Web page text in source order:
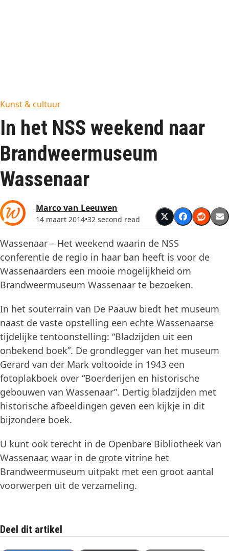
Kunst & cultuur
In het NSS weekend naar
Brandweermuseum
Wassenaar
Marco van Leeuwen
14 maart 2014•32 second read
Wassenaar – Het weekend waarin de NSS
conferentie de regio in haar ban heeft is voor de
Wassenaarders een mooie mogelijkheid om
Brandweermuseum Wassenaar te bezoeken.
In het souterrain van De Paauw biedt het museum
naast de vaste opstelling een echte Wassenaarse
tijdelijke tentoonstelling: “Bladzijden uit een
onbekend boek”. De grondlegger van het museum
Gerard van der Mark voltooide in 1943 een
fotoplakboek over “Boerderijen en historische
gebouwen van Wassenaar”. Dertig bladzijden met
historische afbeeldingen geven een kijkje in dit
bijzondere boek.
U kunt ook terecht in de Openbare Bibliotheek van
Wassenaar, waar in de grote vitrine het
Brandweermuseum uitpakt met een groot aantal
voorwerpen uit de verzameling.
Deel dit artikel